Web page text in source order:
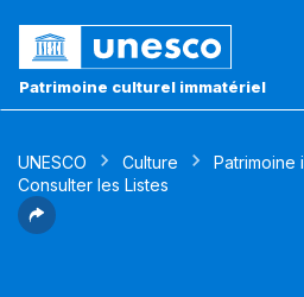
Patrimoine culturel immatériel
UNESCO Culture Patrimoine
Consulter les Listes